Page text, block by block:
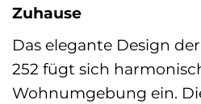
Zuhause
Das elegante Design
252 fügt sich
Wohnumgebung ein.